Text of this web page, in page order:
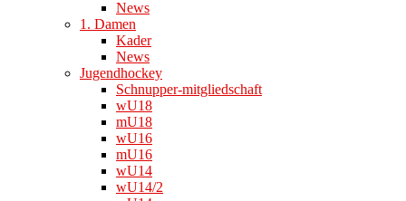
News
1. Damen
Kader
News
Jugendhockey
Schnupper-mitgliedschaft
wU18
mU18
wU16
mU16
wU14
wU14/2